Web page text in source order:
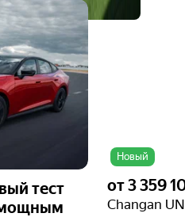
тест
мощным
Новый
Ещё 4
от3 359
Changan